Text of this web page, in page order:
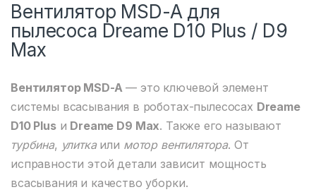
Вентилятор MSD-A для
пылесоса Dreame D10 Plus / D9
Max
Вентилятор MSD-A — это ключевой элемент
системы всасывания в роботах-пылесосах Dreame
D10 Plusи Dreame D9 Max. Также его называют
турбина, улиткаили мотор вентилятора. От
исправности этой детали зависит мощность
всасывания и качество уборки.